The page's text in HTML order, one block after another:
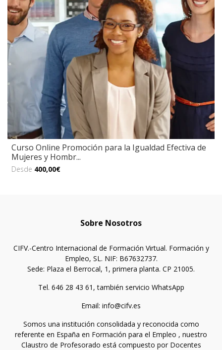
Curso Online Promoción para la Igualdad Efectiva de
Mujeres y Hombr...
Desde 400,00€
Sobre Nosotros
CIFV.-Centro Internacional de Formación Virtual. Formación y
Empleo, SL. NIF: B67632737.
Sede: Plaza el Berrocal, 1, primera planta. CP 21005.
Tel. 646 28 43 61, también servicio WhatsApp
Email: info@cifv.es
Somos una institución consolidada y reconocida como
referente en España en Formación para el Empleo , nuestro
Claustro de Profesorado está compuesto por Docentes